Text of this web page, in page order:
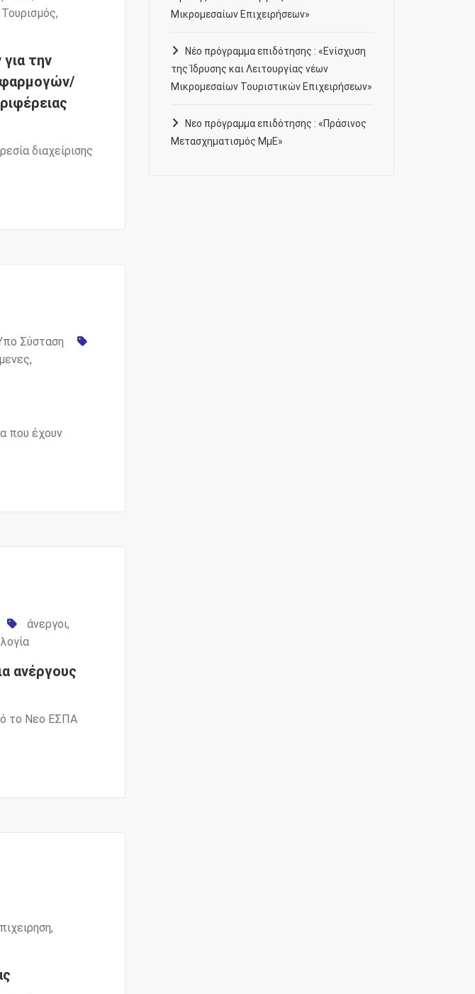
Τουρισμός,
την
διαχείρισης
Σύσταση
,
που έχουν
άνεργοι,
ανέργους
το Νεο ΕΣΠΑ
,
Μικρομεσαίων Επιχειρήσεων»
Νέο πρόγραμμα επιδότησης : «Ενίσχυση
της Ίδρυσης και Λειτουργίας νέων
Μικρομεσαίων Τουριστικών Επιχειρήσεων»
Νεο πρόγραμμα επιδότησης : «Πράσινος
Μετασχηματισμός ΜμΕ»